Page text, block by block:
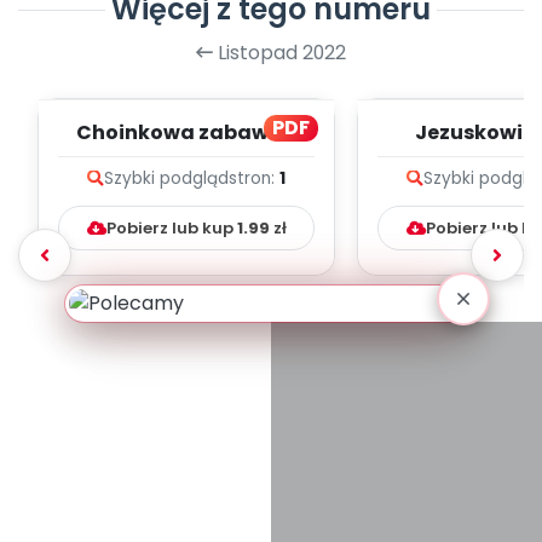
Więcej z tego numeru
Listopad 2022
PDF
Choinkowa zabawa -
Szybki podglądstron: 1
Pobierz lub kup1.99 zł
Jezuskowi
Szybki
Pobierz lub